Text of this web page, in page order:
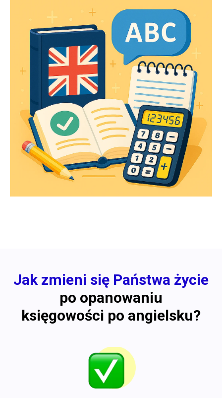
Jak zmieni się Państwa życie
po opanowaniu
księgowości po angielsku?